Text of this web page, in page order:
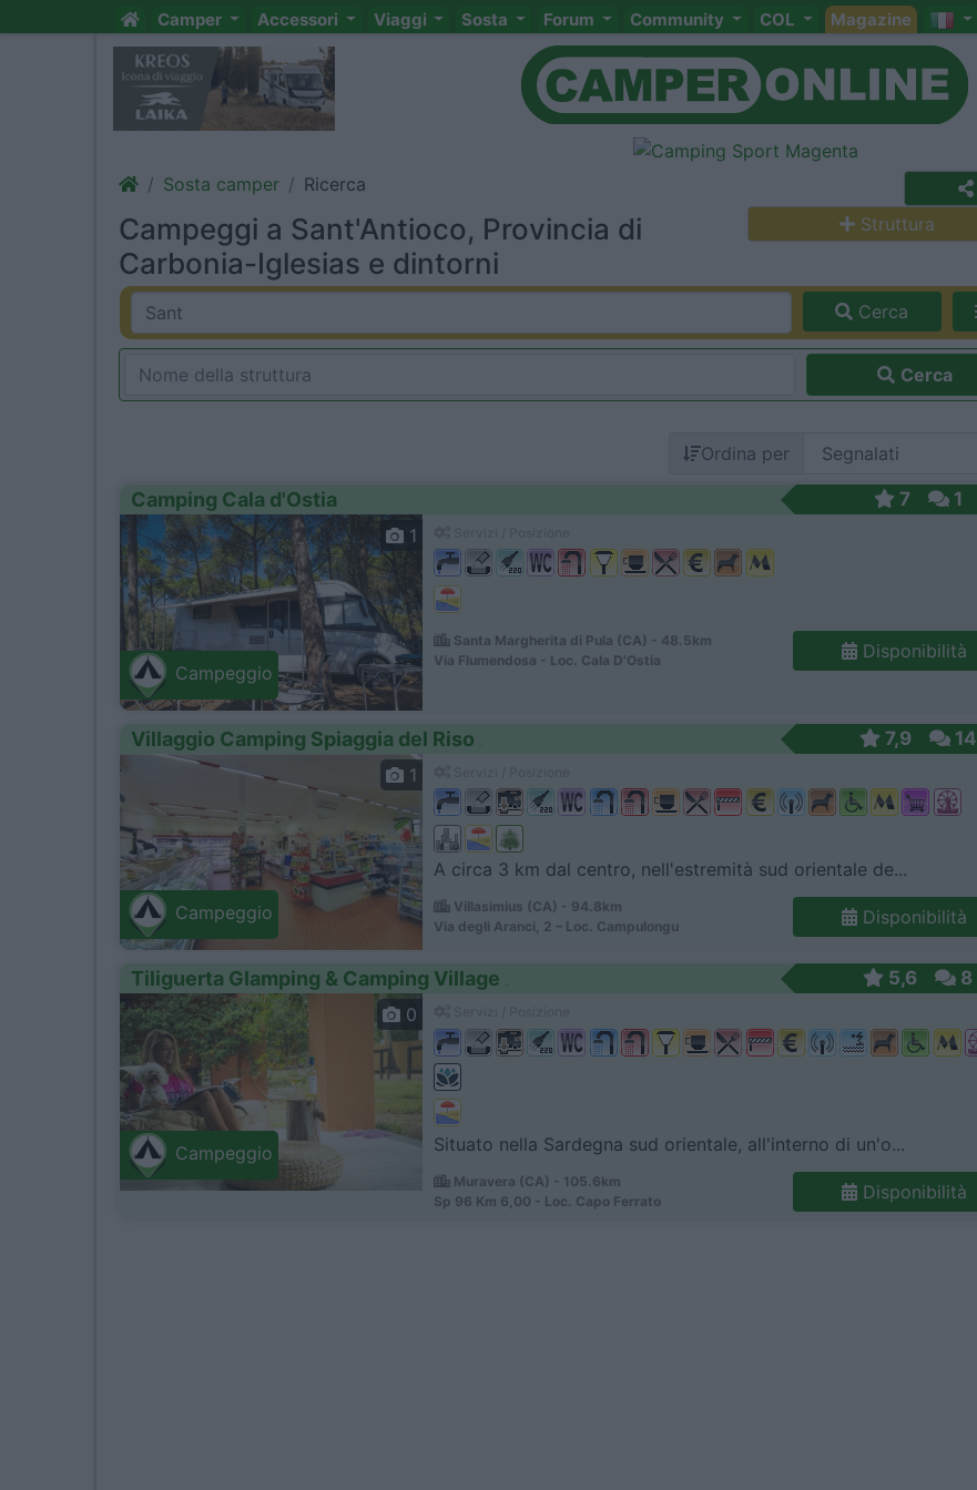
Camper Accessori Viaggi Sosta Forum Community COL Magazine
Sosta camper Ricerca
Campeggi a Sant'Antioco, Provincia di
Carbonia-Iglesias e dintorni
Struttura
Cerca
Cerca
Ordina per
Camping Cala d'Ostia 7 1
Campeggio
1
Santa Margherita di Pula (CA) - 48.5km
Via Flumendosa - Loc. Cala D'Ostia
Disponibilità
Villaggio Camping Spiaggia del Riso 7,9 14
Campeggio
1
A circa 3 km dal centro, nell'estremità sud orientale de...
Villasimius (CA) - 94.8km
Via degli Aranci, 2 – Loc. Campulongu
Disponibilità
Tiliguerta Glamping & Camping Village 5,6 8
Campeggio
0
Situato nella Sardegna sud orientale, all'interno di un'o...
Muravera (CA) - 105.6km
Sp 96 Km 6,00 - Loc. Capo Ferrato
Disponibilità